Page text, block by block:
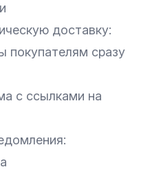
доставку:
покупателям сразу
с ссылками на